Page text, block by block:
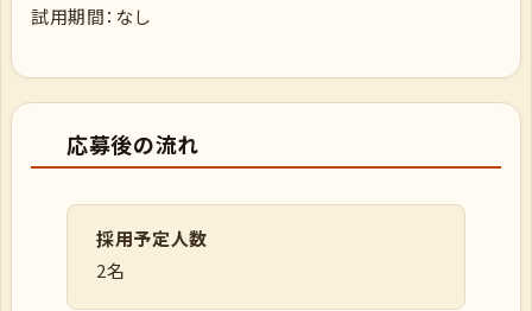
試用期間：なし
応募後の流れ
採用予定人数
2名